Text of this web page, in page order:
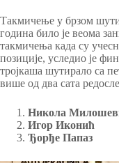
Такмичење у брзом
година било је веома
такмичења када су
позиције, уследио је
тројкаша шутирало са
више од два сата
Никола
Игор Иконић
Ђорђе Папаз